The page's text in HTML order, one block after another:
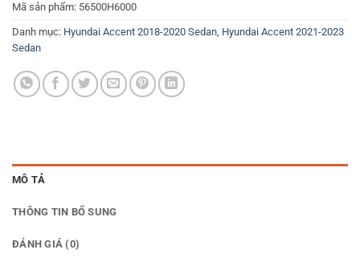
Mã sản phẩm: 56500H6000
Danh mục: Hyundai Accent 2018-2020 Sedan, Hyundai Accent 2021-2023
Sedan
MÔ TẢ
THÔNG TIN BỔ SUNG
ĐÁNH GIÁ (0)